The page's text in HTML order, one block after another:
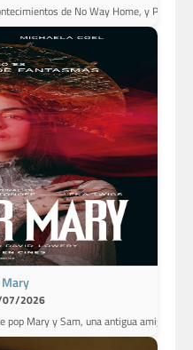
de No Way Home, y Peter
07/2026
pop Mary y Sam, una antigua amiga